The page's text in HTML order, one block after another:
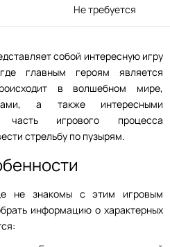
Не требуется
собой интересную игру
главным героям является
в волшебном мире,
а также интересными
часть игрового процесса
стрельбу по пузырям.
не знакомы с этим игровым
информацию о характерных